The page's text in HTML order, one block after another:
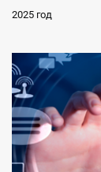
2025 год